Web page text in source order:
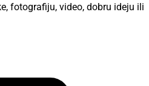
fotografiju, video, dobru ideju ili